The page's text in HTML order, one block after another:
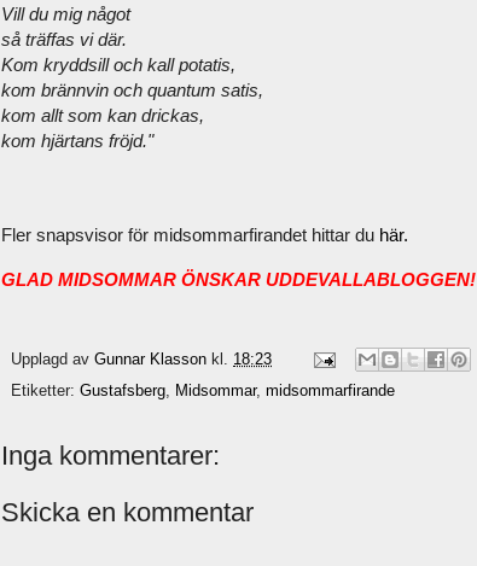
Vill du mig något
så träffas vi där.
Kom kryddsill och kall potatis,
kom brännvin och quantum satis,
kom allt som kan drickas,
kom hjärtans fröjd."
Fler snapsvisor för midsommarfirandet hittar du här.
GLAD MIDSOMMAR ÖNSKAR UDDEVALLABLOGGEN!
Upplagd av Gunnar Klasson kl. 18:23
Etiketter: Gustafsberg, Midsommar, midsommarfirande
Inga kommentarer:
Skicka en kommentar